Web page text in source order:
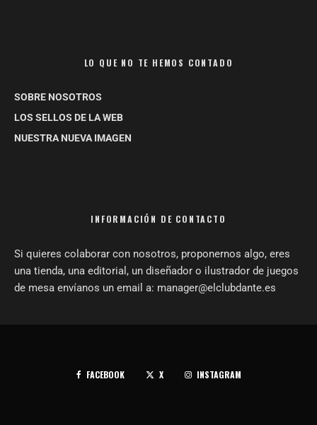
LO QUE NO TE HEMOS CONTADO
SOBRE NOSOTROS
LOS SELLOS DE LA WEB
NUESTRA NUEVA IMAGEN
INFORMACIÓN DE CONTACTO
Si quieres colaborar con nosotros, proponernos algo, eres
una tienda, una editorial, un diseñador o ilustrador de juegos
de mesa envíanos un email a: manager@elclubdante.es
FACEBOOK X INSTAGRAM